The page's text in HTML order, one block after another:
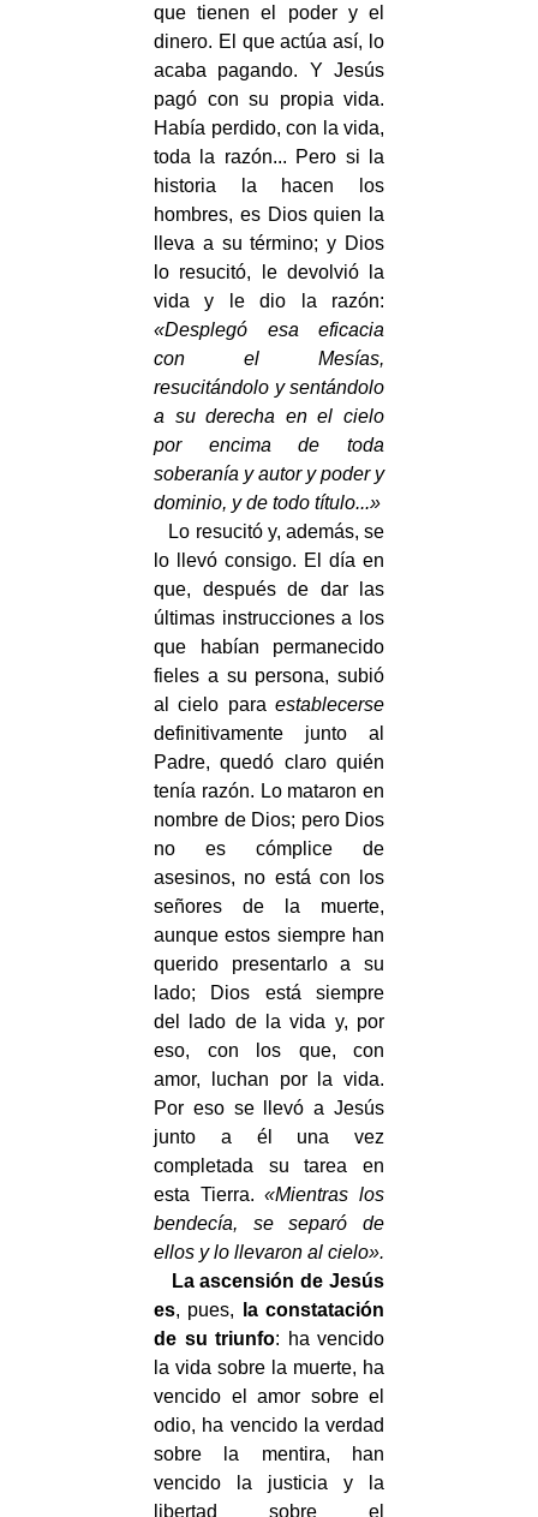
que tienen el poder y el
dinero. El que actúa así, lo
acaba pagando. Y Jesús
pagó con su propia vida.
Había perdido, con la vida,
toda la razón... Pero si la
historia la hacen los
hombres, es Dios quien la
lleva a su término; y Dios
lo resucitó, le devolvió la
vida y le dio la razón:
«Desplegó esa eficacia
con el Mesías,
resucitándolo y sentándolo
a su derecha en el cielo
por encima de toda
soberanía y autor y poder y
dominio, y de todo título...»
Lo resucitó y, además, se
lo llevó consigo. El día en
que, después de dar las
últimas instrucciones a los
que habían permanecido
fieles a su persona, subió
al cielo para establecerse
definitivamente junto al
Padre, quedó claro quién
tenía razón. Lo mataron en
nombre de Dios; pero Dios
no es cómplice de
asesinos, no está con los
señores de la muerte,
aunque estos siempre han
querido presentarlo a su
lado; Dios está siempre
del lado de la vida y, por
eso, con los que, con
amor, luchan por la vida.
Por eso se llevó a Jesús
junto a él una vez
completada su tarea en
esta Tierra.«Mientras los
bendecía, se separó de
ellos y lo llevaron al cielo».
La ascensión de Jesús
es, pues,
la constatación
de su triunfo: ha vencido
la vida sobre la muerte, ha
vencido el amor sobre el
odio, ha vencido la verdad
sobre la mentira, han
vencido la justicia y la
libertad sobre el